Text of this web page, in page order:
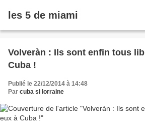
les 5 de miami
Volveràn : Ils sont enfin tous
Cuba !
Publié le 22/12/2014 à 14:48
Par cuba si lorraine